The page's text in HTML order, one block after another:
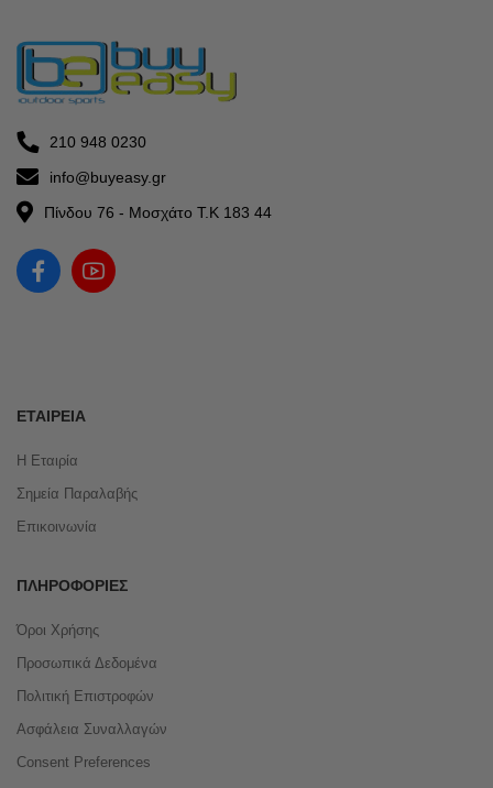
210 948 0230
info@buyeasy.gr
Πίνδου 76 - Μοσχάτο Τ.Κ 183 44
ΕΤΑΙΡΕΊΑ
Η Εταιρία
Σημεία Παραλαβής
Επικοινωνία
ΠΛΗΡΟΦΟΡΊΕΣ
Όροι Χρήσης
Προσωπικά Δεδομένα
Πολιτική Επιστροφών
Ασφάλεια Συναλλαγών
Consent Preferences